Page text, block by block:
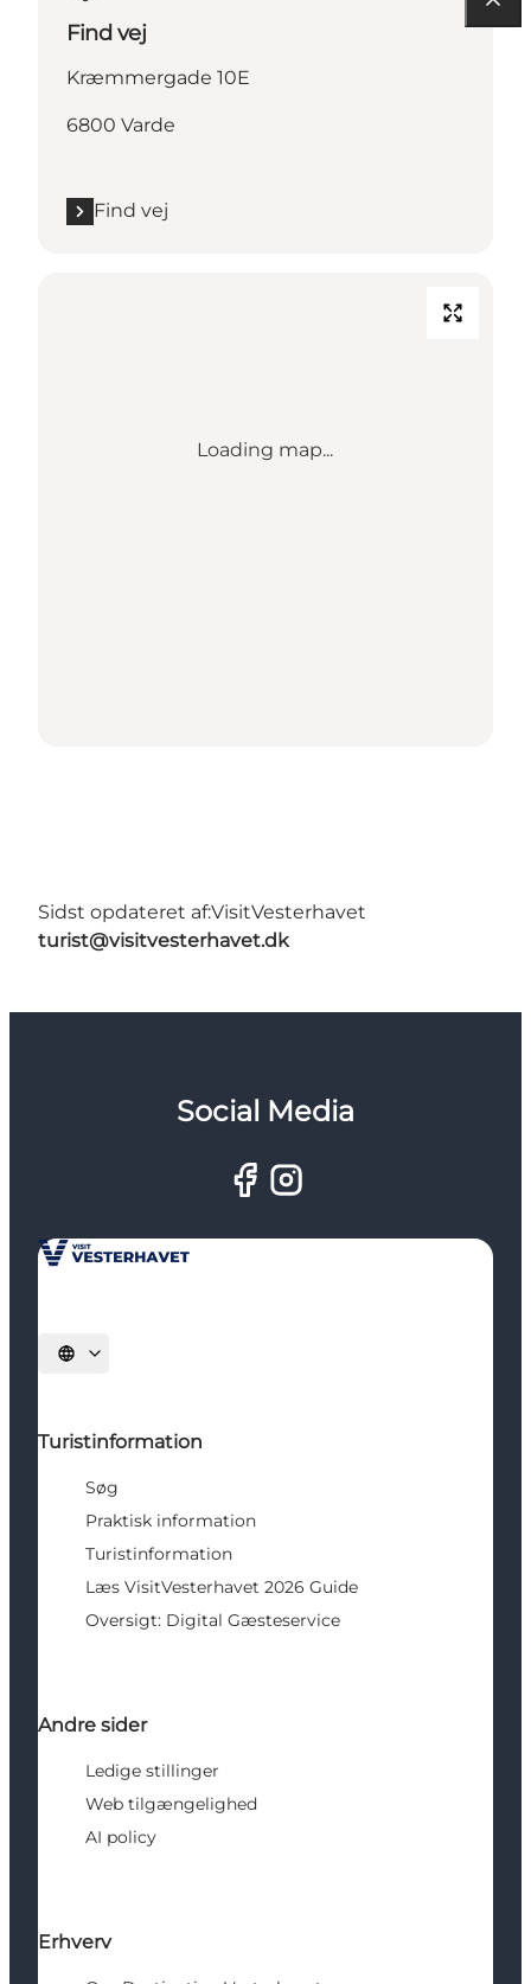
Find vej
Kræmmergade 10E
6800 Varde
Find vej
Loading map...
Sidst opdateret af:VisitVesterhavet
turist@visitvesterhavet.dk
Social Media
Vælg sprog
Turistinformation
Søg
Praktisk information
Turistinformation
Læs VisitVesterhavet 2026 Guide
Oversigt: Digital Gæsteservice
Andre sider
Ledige stillinger
Web tilgængelighed
AI policy
Erhverv